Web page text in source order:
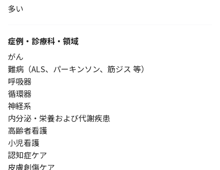
多い
症例・診療科・ 領域
がん
難病（ALS、パーキンソン、筋ジス 等）
呼吸器
循環器
神経系
内分泌・栄養および代謝疾患
高齢者看護
小児看護
認知症ケア
皮膚創傷ケア